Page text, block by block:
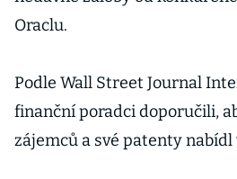
Oraclu.
Podle Wall Street Journal
finanční poradci doporučili,
zájemců a své patenty nabídl